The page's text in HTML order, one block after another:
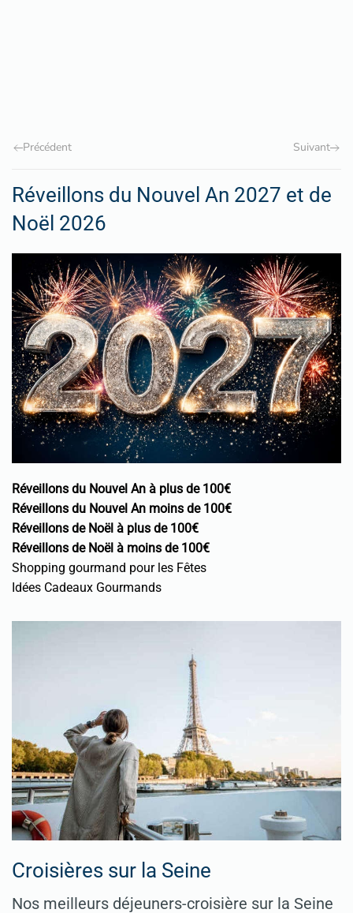
Précédent Suivant
Réveillons du Nouvel An 2027 et de
Noël 2026
Réveillons du Nouvel An à plus de 100€
Réveillons du Nouvel An moins de 100€
Réveillons de Noël à plus de 100€
Réveillons de Noël à moins de 100€
Shopping gourmand pour les Fêtes
Idées Cadeaux Gourmands
Croisières sur la Seine
Nos meilleurs déjeuners-croisière sur la Seine